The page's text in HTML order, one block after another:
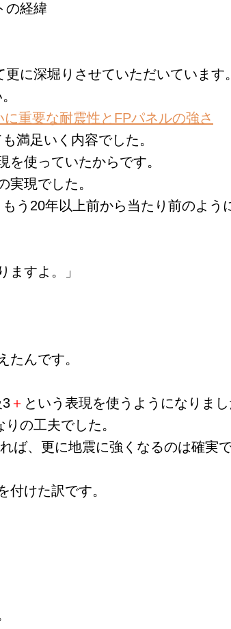
の経緯
に深堀りさせていただいています
重要な耐震性とFPパネルの強さ
満足いく内容でした。
を使っていたからです。
現でした。
う20年以上前から当たり前のよう
ますよ。」
たんです。
3＋ という表現を使うようになりま
の工夫でした。
ば、更に地震に強くなるのは確実
けた訳です。